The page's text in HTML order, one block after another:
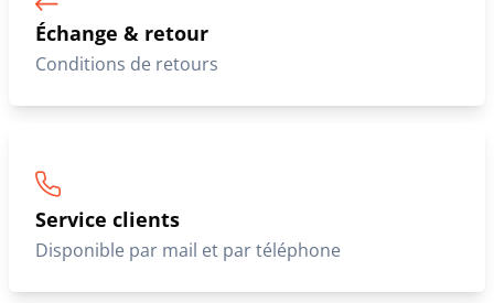
Échange & retour
Conditions de retours
Service clients
Disponible par mail et par téléphone